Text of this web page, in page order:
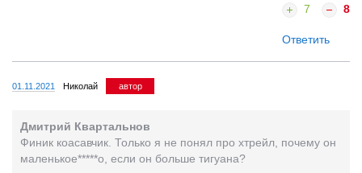
7 8
Ответить
01.11.2021 Николай автор
Дмитрий Квартальнов
Финик коасавчик. Только я не понял про хтрейл, почему он
маленькое*****о, если он больше тигуана?